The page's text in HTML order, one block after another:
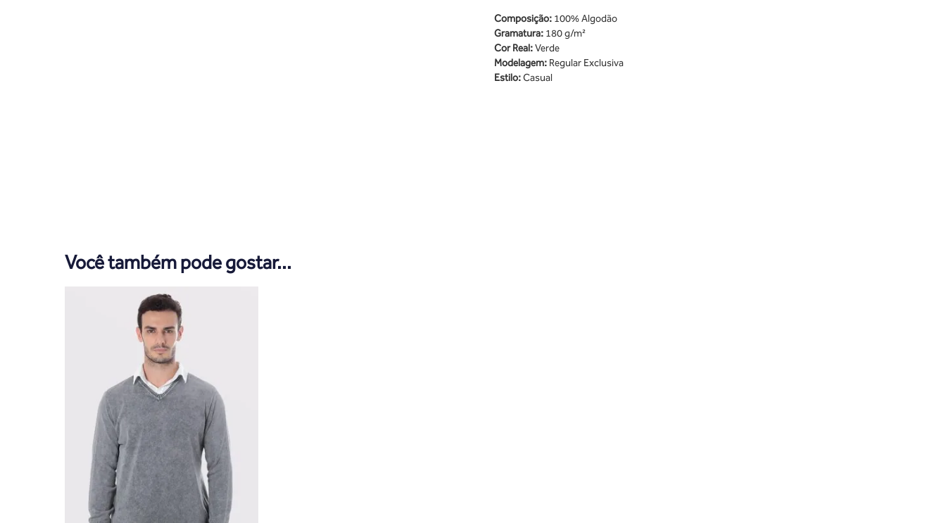
Composição: 100% Algodão
Gramatura: 180 g/m²
Cor Real:Verde
Modelagem: Regular Exclusiva
Estilo:Casual
Você também pode gostar...